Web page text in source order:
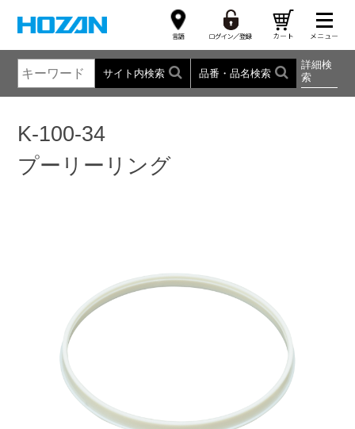
サイト内検索 品番・品名検索
詳細検
索
K-100-34
プーリーリング